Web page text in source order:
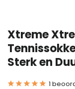
Xtreme
Sterk en
1